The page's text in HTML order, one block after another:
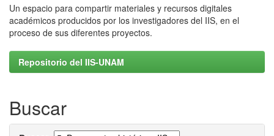
Un espacio para compartir materiales y recursos digitales
académicos producidos por los investigadores del IIS, en el
proceso de sus diferentes proyectos.
Repositorio del IIS-UNAM
Buscar